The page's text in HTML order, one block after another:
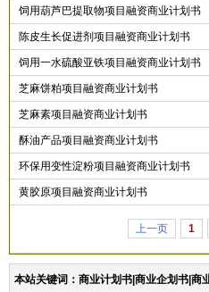
饲用葫芦巴提取物项目融资商业计划书
陈皮生长促进剂项目融资商业计划书
饲用一水硫酸亚铁项目融资商业计划书
芝麻饼粕项目融资商业计划书
芝麻素项目融资商业计划书
酥油产品项目融资商业计划书
环保用变性淀粉项目融资商业计划书
黄胶原项目融资商业计划书
上一页 1
本站关键词：商业计划书|商业企划书|商